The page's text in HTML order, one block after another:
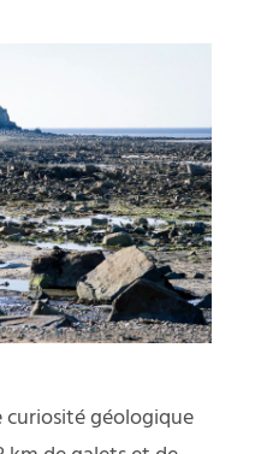
curiosité géologique